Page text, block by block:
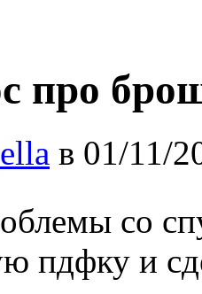
про
в 01/11/
со
пдфку и